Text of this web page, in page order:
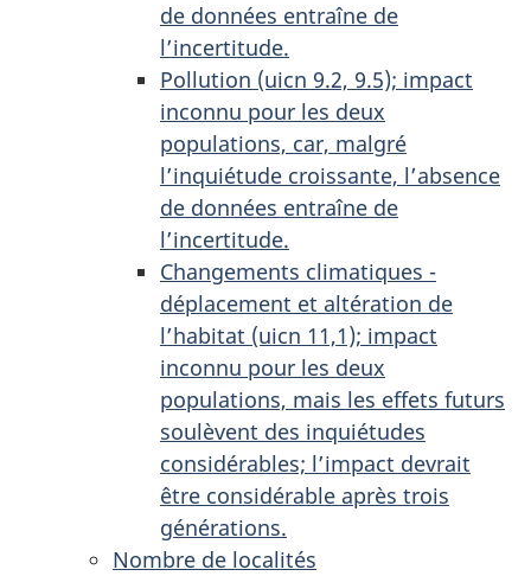
de données entraîne de
l’incertitude.
Pollution (uicn 9.2, 9.5); impact
inconnu pour les deux
populations, car, malgré
l’inquiétude croissante, l’absence
de données entraîne de
l’incertitude.
Changements climatiques -
déplacement et altération de
l’habitat (uicn 11,1); impact
inconnu pour les deux
populations, mais les effets futurs
soulèvent des inquiétudes
considérables; l’impact devrait
être considérable après trois
générations.
Nombre de localités